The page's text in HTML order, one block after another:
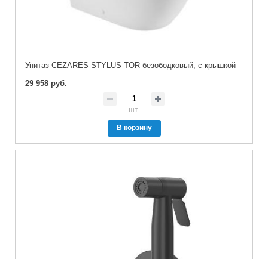
Унитаз CEZARES STYLUS-TOR безободковый, с крышкой
29 958 руб.
шт.
В корзину